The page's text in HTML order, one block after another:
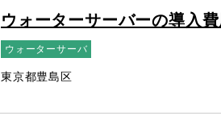
ウォーターサーバーの導入費
ウォーターサーバ
東京都豊島区